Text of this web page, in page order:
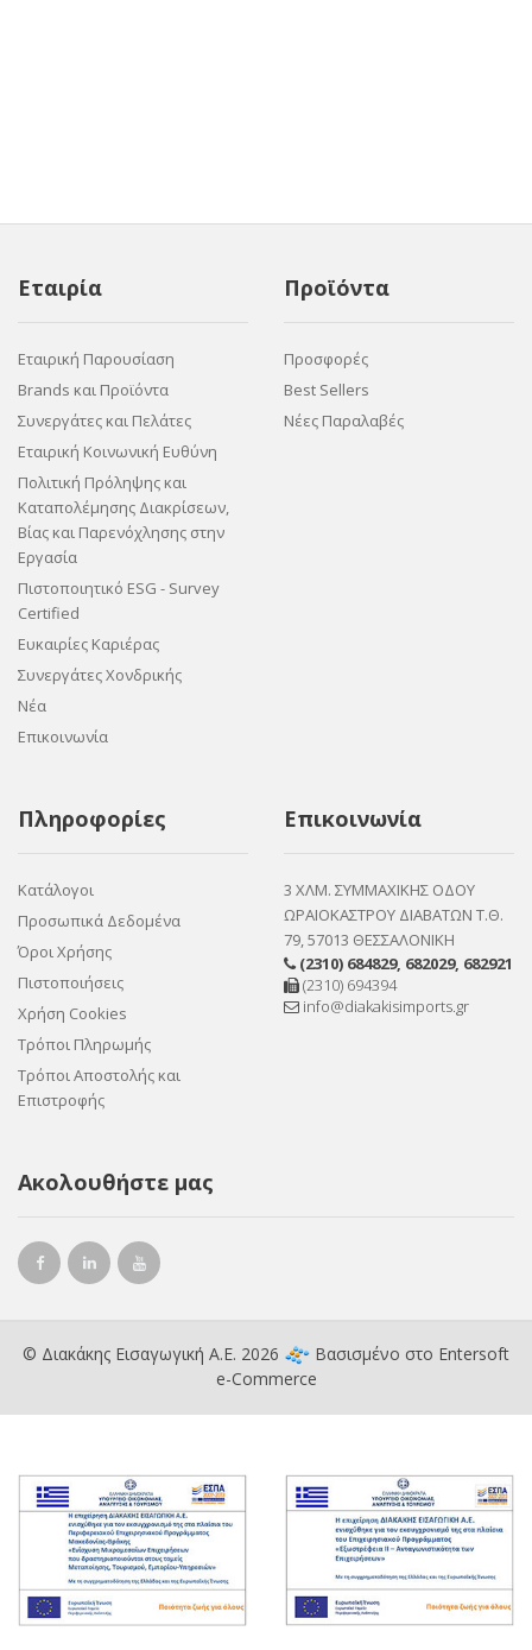
Εταιρία
Εταιρική Παρουσίαση
Brands και Προϊόντα
Συνεργάτες και Πελάτες
Εταιρική Κοινωνική Ευθύνη
Πολιτική Πρόληψης και
Καταπολέμησης Διακρίσεων,
Βίας και Παρενόχλησης στην
Εργασία
Πιστοποιητικό ESG - Survey
Certified
Ευκαιρίες Καριέρας
Συνεργάτες Χονδρικής
Νέα
Επικοινωνία
Προϊόντα
Προσφορές
Best Sellers
Νέες Παραλαβές
Πληροφορίες
Κατάλογοι
Προσωπικά Δεδομένα
Όροι Χρήσης
Πιστοποιήσεις
Χρήση Cookies
Τρόποι Πληρωμής
Τρόποι Αποστολής και
Επιστροφής
Επικοινωνία
3 ΧΛΜ. ΣΥΜΜΑΧΙΚΗΣ ΟΔΟΥ
ΩΡΑΙΟΚΑΣΤΡΟΥ ΔΙΑΒΑΤΩΝ Τ.Θ.
79, 57013 ΘΕΣΣΑΛΟΝΙΚΗ
(2310) 684829, 682029, 682921
(2310) 694394
info@diakakisimports.gr
Ακολουθήστε μας
© Διακάκης Εισαγωγική Α.Ε. 2026 Βασισμένο στο Entersoft
e-Commerce